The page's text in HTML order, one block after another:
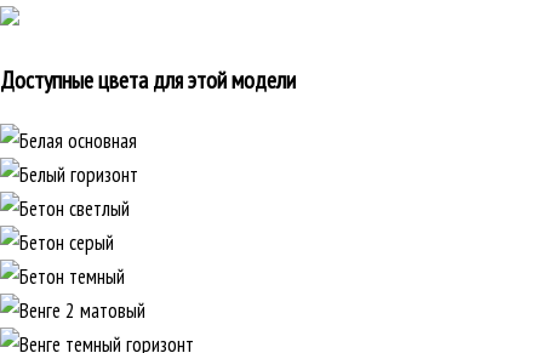
Доступные цвета для этой модели